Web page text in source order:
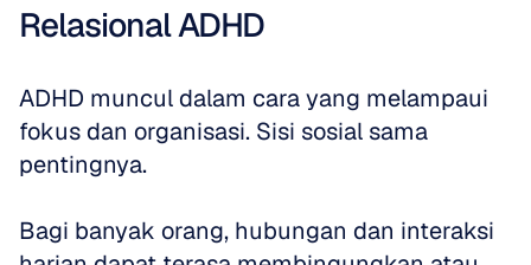
Relasional ADHD
ADHD muncul dalam cara yang melampaui
fokus dan organisasi. Sisi sosial sama
pentingnya.
Bagi banyak orang, hubungan dan interaksi